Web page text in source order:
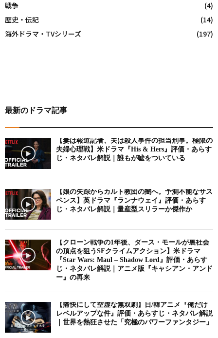
戦争
(4)
歴史・伝記
(14)
海外ドラマ・TVシリーズ
(197)
最新のドラマ記事
【妻は報道記者、夫は殺人事件の担当刑事。極限の
夫婦心理戦】米ドラマ『His & Hers』評価・あらす
じ・ネタバレ解説｜誰もが嘘をついている
【娘の失踪からカルト教団の闇へ。予測不能なサス
ペンス】英ドラマ『ランナウェイ』評価・あらす
じ・ネタバレ解説｜量産型スリラーか傑作か
【クローン戦争の1年後、ダース・モールが裏社会
の頂点を狙うSFクライムアクション】米ドラマ
『Star Wars: Maul – Shadow Lord』評価・あらす
じ・ネタバレ解説｜アニメ版『キャシアン・アンド
ー』の再来
【痛快にして空虚な無双劇】日/韓アニメ『俺だけ
レベルアップな件』評価・あらすじ・ネタバレ解説
｜世界を熱狂させた「究極のパワーファンタジー」